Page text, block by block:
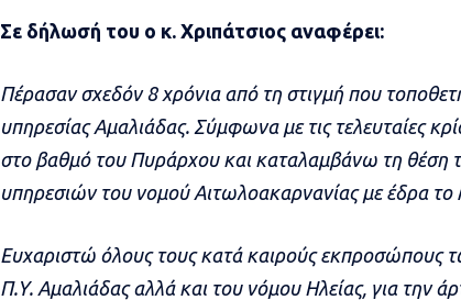
Σε δήλωσή του ο κ. Χριπάτσιος αναφέρει:
Πέρασαν σχεδόν 8 χρόνια από τη στιγμή που
υπηρεσίας Αμαλιάδας. Σύμφωνα με τις τελευταίες
στο βαθμό του Πυράρχου και καταλαμβάνω τη θέση
υπηρεσιών του νομού Αιτωλοακαρνανίας με έδρα το
Ευχαριστώ όλους τους κατά καιρούς εκπροσώπους
Π.Υ. Αμαλιάδας αλλά και του νόμου Ηλείας, για την